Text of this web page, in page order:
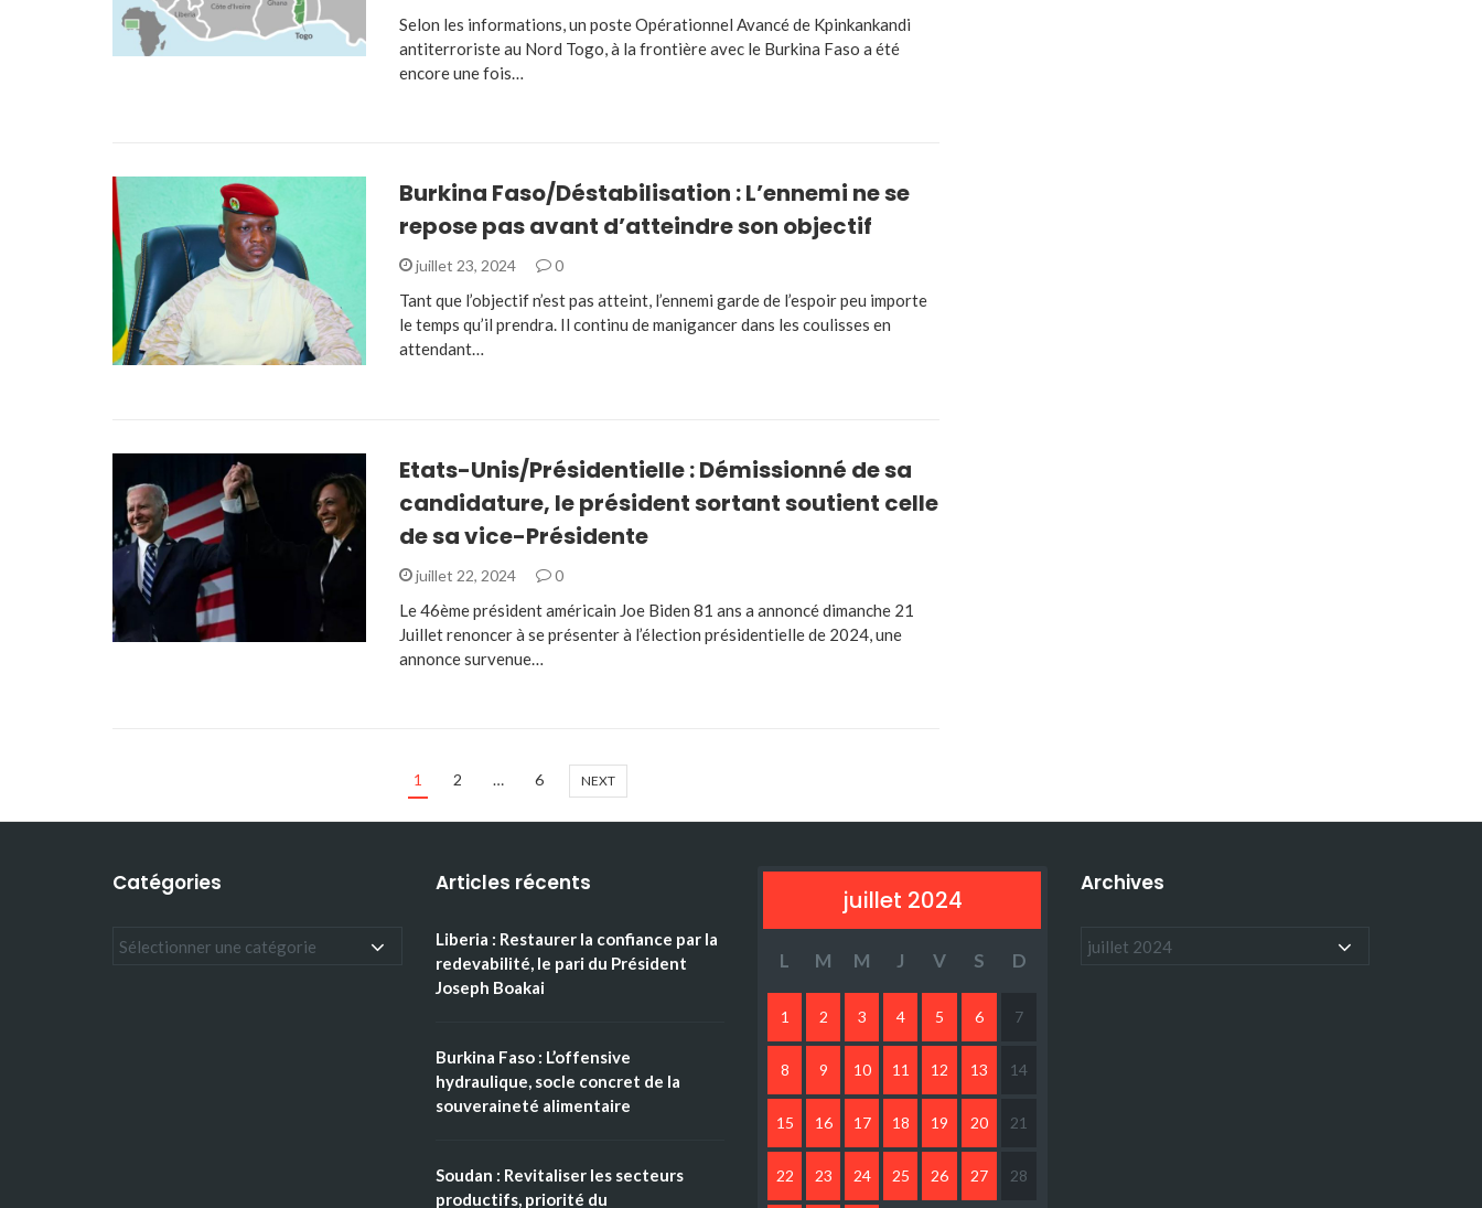
Selon les informations, un poste Opérationnel Avancé de Kpinkankandi
antiterroriste au Nord Togo, à la frontière avec le Burkina Faso a été
encore une fois…
Burkina Faso/Déstabilisation : L’ennemi ne se
repose pas avant d’atteindre son objectif
juillet 23, 2024 0
Tant que l’objectif n’est pas atteint, l’ennemi garde de l’espoir peu importe
le temps qu’il prendra. Il continu de manigancer dans les coulisses en
attendant…
Etats-Unis/Présidentielle : Démissionné de sa
candidature, le président sortant soutient celle
de sa vice-Présidente
juillet 22, 2024 0
Le 46ème président américain Joe Biden 81 ans a annoncé dimanche 21
Juillet renoncer à se présenter à l’élection présidentielle de 2024, une
annonce survenue…
1 2 … 6 NEXT
Catégories Articles récents
Liberia : Restaurer la confiance par la
redevabilité, le pari du Président
Joseph Boakai
Burkina Faso : L’offensive
hydraulique, socle concret de la
souveraineté alimentaire
Soudan : Revitaliser les secteurs
productifs, priorité du
juillet 2024
L M M J V S D
1 2 3 4 5 6 7
8 9 10 11 12 13 14
15 16 17 18 19 20 21
22 23 24 25 26 27 28
Archives